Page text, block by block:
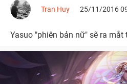
Tran Huy 25/11/2016
Yasuo "phiên bản nữ" sẽ ra mắt